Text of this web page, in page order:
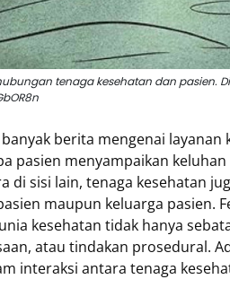
tenaga kesehatan dan pasien.
berita mengenai
pasien menyampaikan
di sisi lain, tenaga kesehatan
maupun keluarga pasien.
kesehatan tidak hanya
atau tindakan prosedural.
interaksi antara tenaga